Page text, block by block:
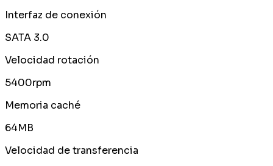
Interfaz de conexión
SATA 3.0
Velocidad rotación
5400rpm
Memoria caché
64MB
Velocidad de transferencia